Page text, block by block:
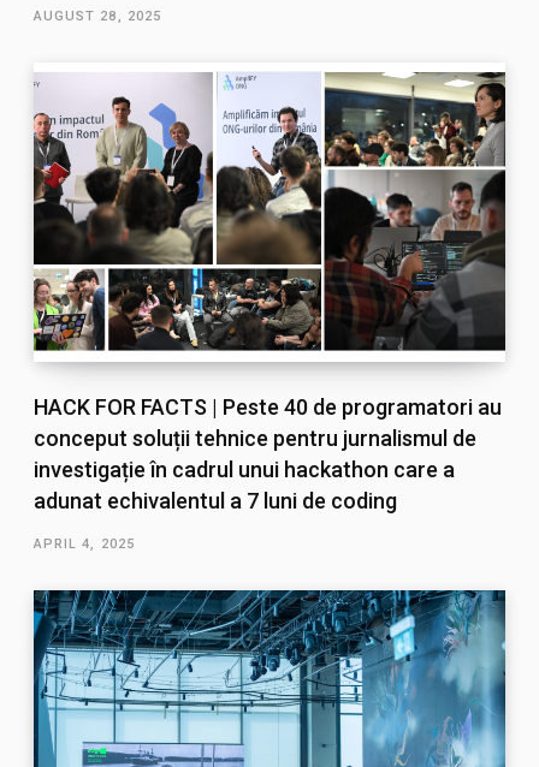
AUGUST 28, 2025
HACK FOR FACTS | Peste 40 de programatori au
conceput soluții tehnice pentru jurnalismul de
investigație în cadrul unui hackathon care a
adunat echivalentul a 7 luni de coding
APRIL 4, 2025